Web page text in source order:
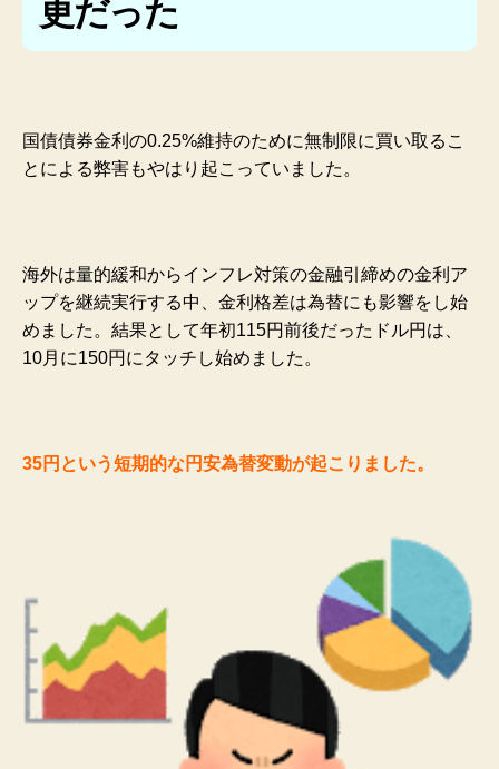
更だった
国債債券金利の0.25%維持のために無制限に買い取るこ
とによる弊害もやはり起こっていました。
海外は量的緩和からインフレ対策の金融引締めの金利ア
ップを継続実行する中、金利格差は為替にも影響をし始
めました。結果として年初115円前後だったドル円は、
10月に150円にタッチし始めました。
35円という短期的な円安為替変動が起こりました。